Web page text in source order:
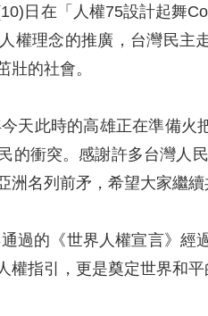
日在「人權75設計起舞
權理念的推廣， 台灣民主
壯的社會。
天此時的高雄正在準備
的衝突。感謝許多台灣人
名列前矛，希望大家繼續
過的《世界人權宣言》
指引，更是奠定世界和平